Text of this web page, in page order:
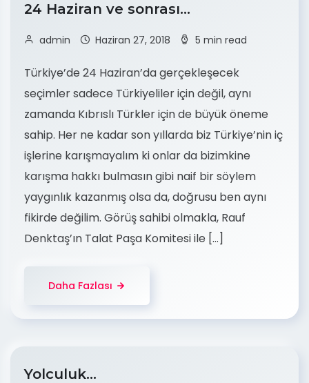
24 Haziran ve sonrası…
admin Haziran 27, 2018 5 min read
Türkiye’de 24 Haziran’da gerçekleşecek
seçimler sadece Türkiyeliler için değil, aynı
zamanda Kıbrıslı Türkler için de büyük öneme
sahip. Her ne kadar son yıllarda biz Türkiye’nin iç
işlerine karışmayalım ki onlar da bizimkine
karışma hakkı bulmasın gibi naif bir söylem
yaygınlık kazanmış olsa da, doğrusu ben aynı
fikirde değilim. Görüş sahibi olmakla, Rauf
Denktaş’ın Talat Paşa Komitesi ile […]
Daha Fazlası
Yolculuk…